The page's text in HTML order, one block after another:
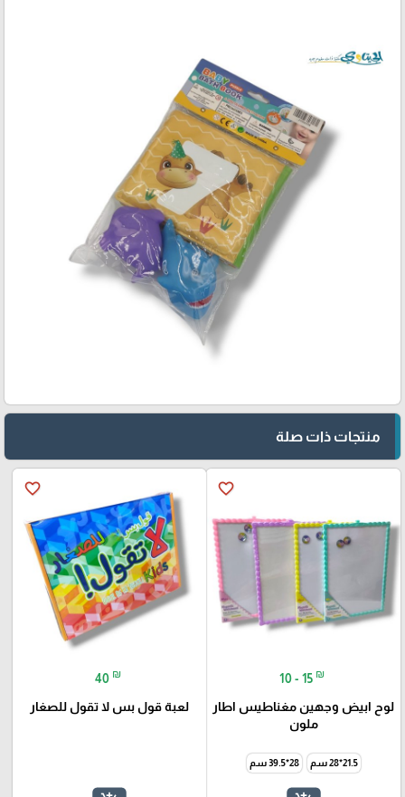
منتجات ذات صلة
favorite_border
10 - 15 ₪
لوح ابيض وجهين مغناطيس اطار
ملون
21.5*28 سم 28*39.5 سم
favorite_border
40 ₪
لعبة قول بس لا تقول للصغار